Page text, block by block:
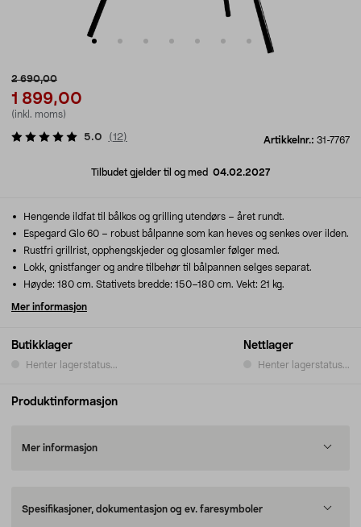
2 690,00
1 899,00
(inkl. moms)
Artikkelnr.: 31-7767
5.0 (12)
Tilbudet gjelder til og med 04.02.2027
Butikklager
Henter lagerstatus...
Nettlager
Henter lagerstatus...
Hengende ildfat til bålkos og grilling utendørs – året rundt.
Espegard Glo 60 – robust bålpanne som kan heves og senkes over ilden.
Rustfri grillrist, opphengskjeder og glosamler følger med.
Lokk, gnistfanger og andre tilbehør til bålpannen selges separat.
Høyde: 180 cm. Stativets bredde: 150–180 cm. Vekt: 21 kg.
Mer informasjon
Produktinformasjon
Mer informasjon
Spesifikasjoner, dokumentasjon og ev. faresymboler